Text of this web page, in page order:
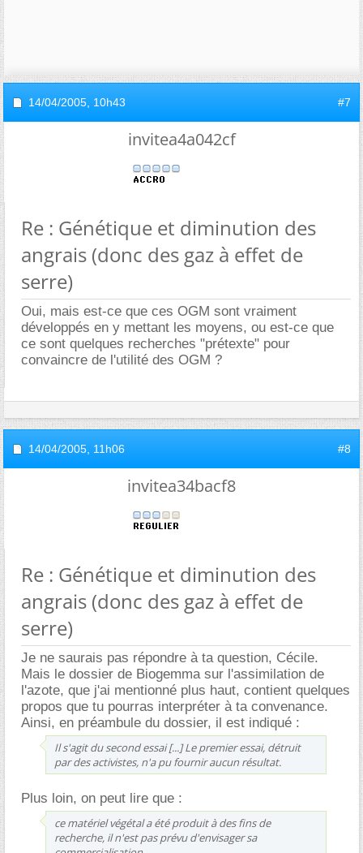
14/04/2005, 10h43 #7
invitea4a042cf
Re : Génétique et diminution des
angrais (donc des gaz à effet de
serre)
Oui, mais est-ce que ces OGM sont vraiment
développés en y mettant les moyens, ou est-ce que
ce sont quelques recherches "prétexte" pour
convaincre de l'utilité des OGM ?
14/04/2005, 11h06 #8
invitea34bacf8
Re : Génétique et diminution des
angrais (donc des gaz à effet de
serre)
Je ne saurais pas répondre à ta question, Cécile.
Mais le dossier de Biogemma sur l'assimilation de
l'azote, que j'ai mentionné plus haut, contient quelques
propos que tu pourras interpréter à ta convenance.
Ainsi, en préambule du dossier, il est indiqué :
Il s'agit du second essai [...] Le premier essai, détruit
par des activistes, n'a pu fournir aucun résultat.
Plus loin, on peut lire que :
ce matériel végétal a été produit à des fins de
recherche, il n'est pas prévu d'envisager sa